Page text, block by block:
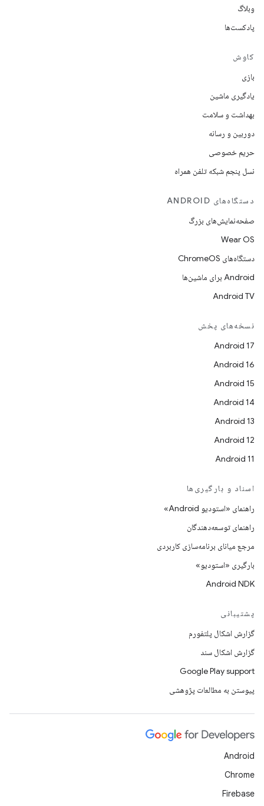
وبلاگ
پادکست‌ها
کاوش
بازی
یادگیری ماشین
بهداشت و سلامت
دوربین و رسانه
حریم خصوصی
نسل پنجم شبکه تلفن همراه
دستگاه‌های ANDROID
صفحه‌نمایش‌های بزرگ
Wear OS
دستگاه‌های ChromeOS
Android برای ماشین‌ها
Android TV
نسخه‌های پخش
Android 17
Android 16
Android 15
Android 14
Android 13
Android 12
Android 11
اسناد و بارگیری‌ها
راهنمای «استودیو Android»
راهنمای توسعه‌دهندگان
مرجع میانای برنامه‌سازی کاربردی
بارگیری «استودیو»
Android NDK
پشتیبانی
گزارش اشکال پلتفورم
گزارش اشکال سند
Google Play support
پیوستن به مطالعات پژوهشی
Android
Chrome
Firebase